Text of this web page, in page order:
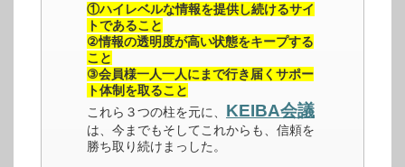
①ハイレベルな情報を提供し続けるサイ
トであること
②情報の透明度が高い状態をキープする
こと
③会員様一人一人にまで行き届くサポー
ト体制を取ること
これら３つの柱を元に、 KEIBA会議
は、今までもそしてこれからも、信頼を
勝ち取り続けまっした。